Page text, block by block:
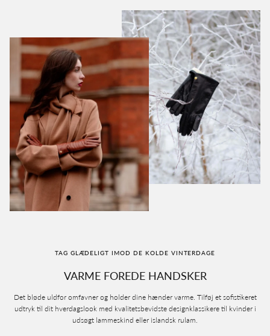
TAG GLÆDELIGT IMOD DE KOLDE VINTERDAGE
VARME FOREDE HANDSKER
Det bløde uldfor omfavner og holder dine hænder varme. Tilføj et sofistikeret
udtryk til dit hverdagslook med kvalitetsbevidste designklassikere til kvinder i
udsøgt lammeskind eller islandsk rulam.